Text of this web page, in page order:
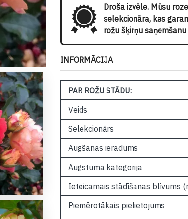
Droša izvēle. Mūsu
selekcionāra, kas
rožu šķirņu
INFORMĀCIJA
PAR ROŽU STĀDU:
Veids
Selekcionārs
Augšanas ieradums
Augstuma kategorija
Ieteicamais stādīšanas blīvums
Piemērotākais pielietojums